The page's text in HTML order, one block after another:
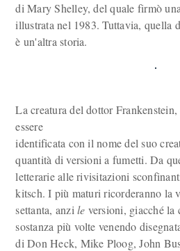
di Mary Shelley, del quale firmò
illustrata nel 1983. Tuttavia, quella
è un'altra storia.
La creatura del dottor Frankenstein,
essere
identificata con il nome del suo
quantità di versioni a fumetti. Da
letterarie alle rivisitazioni
kitsch. I più maturi ricorderanno la
settanta, anzile versioni, giacché la
sostanza più volte venendo
di Don Heck, Mike Ploog, John